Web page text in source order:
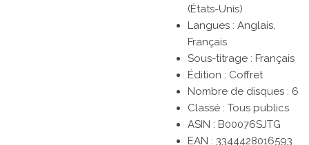
(États-Unis)
Langues : Anglais,
Français
Sous-titrage : Français
Édition : Coffret
Nombre de disques : 6
Classé : Tous publics
ASIN : B00076SJTG
EAN : 3344428016593